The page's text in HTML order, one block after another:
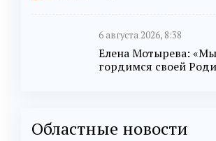
6 августа 2026, 8:38
Елена Мотырева:
гордимся своей
Областные новости